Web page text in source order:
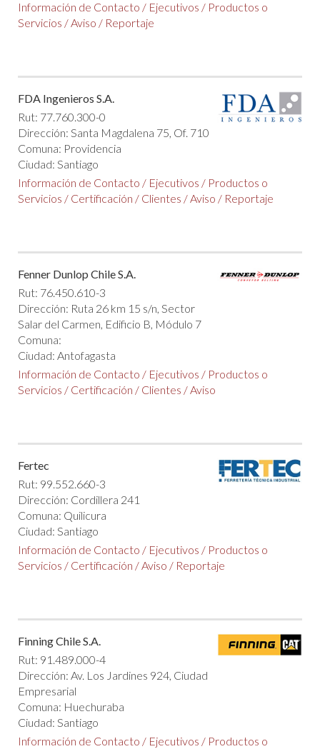
Información de Contacto / Ejecutivos / Productos o
Servicios /Aviso / Reportaje
FDA Ingenieros S.A.
Rut: 77.760.300-0
Dirección: Santa Magdalena 75, Of. 710
Comuna: Providencia
Ciudad: Santiago
Información de Contacto / Ejecutivos / Productos o
Servicios / Certificación / Clientes /Aviso / Reportaje
Fenner Dunlop Chile S.A.
Rut: 76.450.610-3
Dirección: Ruta 26 km 15 s/n, Sector
Salar del Carmen, Edificio B, Módulo 7
Comuna:
Ciudad: Antofagasta
Información de Contacto / Ejecutivos / Productos o
Servicios / Certificación / Clientes /Aviso
Fertec
Rut: 99.552.660-3
Dirección: Cordillera 241
Comuna: Quilicura
Ciudad: Santiago
Información de Contacto / Ejecutivos / Productos o
Servicios / Certificación /Aviso / Reportaje
Finning Chile S.A.
Rut: 91.489.000-4
Dirección: Av. Los Jardines 924, Ciudad
Empresarial
Comuna: Huechuraba
Ciudad: Santiago
Información de Contacto / Ejecutivos / Productos o